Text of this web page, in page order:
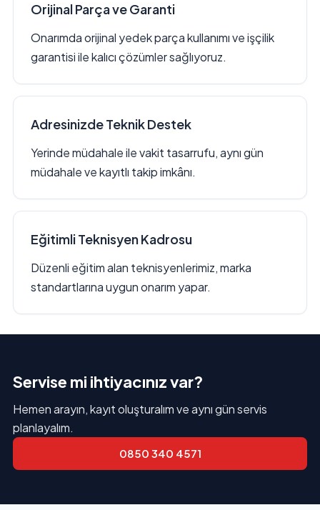
Orijinal Parça ve Garanti
Onarımda orijinal yedek parça kullanımı ve işçilik
garantisi ile kalıcı çözümler sağlıyoruz.
Adresinizde Teknik Destek
Yerinde müdahale ile vakit tasarrufu, aynı gün
müdahale ve kayıtlı takip imkânı.
Eğitimli Teknisyen Kadrosu
Düzenli eğitim alan teknisyenlerimiz, marka
standartlarına uygun onarım yapar.
Servise mi ihtiyacınız var?
Hemen arayın, kayıt oluşturalım ve aynı gün servis
planlayalım.
0850 340 4571